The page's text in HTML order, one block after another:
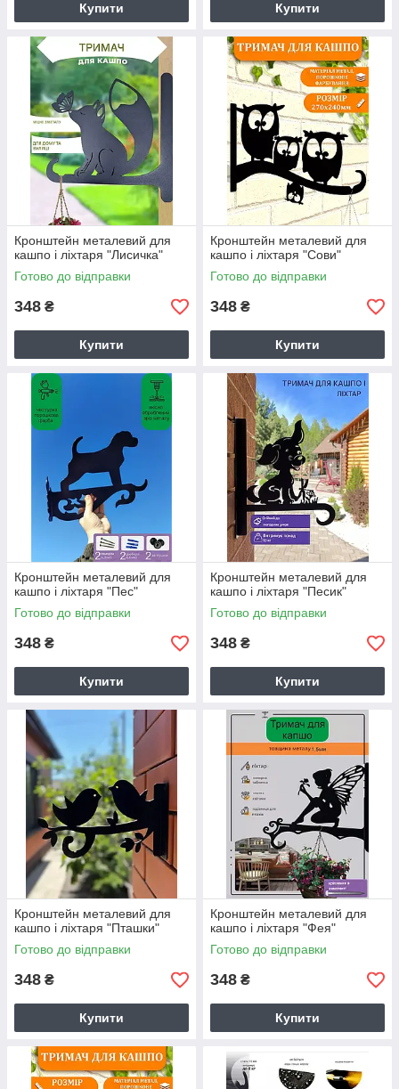
Купити Купити
Кронштейн металевий для
кашпо і ліхтаря "Лисичка"
Готово до відправки
348 ₴
Купити
Кронштейн металевий для
кашпо і ліхтаря "Сови"
Готово до відправки
348 ₴
Купити
Кронштейн металевий для
кашпо і ліхтаря "Пес"
Готово до відправки
348 ₴
Купити
Кронштейн металевий для
кашпо і ліхтаря "Песик"
Готово до відправки
348 ₴
Купити
Кронштейн металевий для
кашпо і ліхтаря "Пташки"
Готово до відправки
348 ₴
Купити
Кронштейн металевий для
кашпо і ліхтаря "Фея"
Готово до відправки
348 ₴
Купити